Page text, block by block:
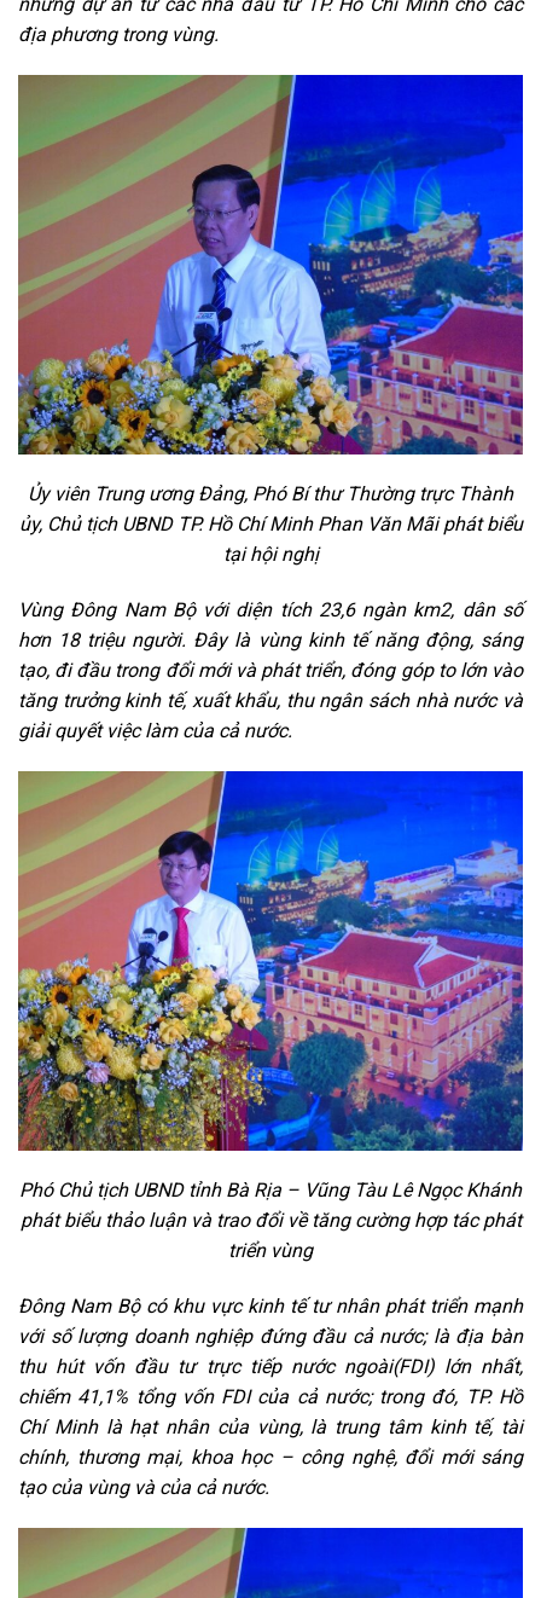
những dự án từ các nhà đầu tư TP. Hồ Chí Minh cho các
địa phương trong vùng.
Ủy viên Trung ương Đảng, Phó Bí thư Thường trực Thành
ủy, Chủ tịch UBND TP. Hồ Chí Minh Phan Văn Mãi phát biểu
tại hội nghị
Vùng Đông Nam Bộ với diện tích 23,6 ngàn km2, dân số
hơn 18 triệu người. Đây là vùng kinh tế năng động, sáng
tạo, đi đầu trong đổi mới và phát triển, đóng góp to lớn vào
tăng trưởng kinh tế, xuất khẩu, thu ngân sách nhà nước và
giải quyết việc làm của cả nước.
Phó Chủ tịch UBND tỉnh Bà Rịa – Vũng Tàu Lê Ngọc Khánh
phát biểu thảo luận và trao đổi về tăng cường hợp tác phát
triển vùng
Đông Nam Bộ có khu vực kinh tế tư nhân phát triển mạnh
với số lượng doanh nghiệp đứng đầu cả nước; là địa bàn
thu hút vốn đầu tư trực tiếp nước ngoài(FDI) lớn nhất,
chiếm 41,1% tổng vốn FDI của cả nước; trong đó, TP. Hồ
Chí Minh là hạt nhân của vùng, là trung tâm kinh tế, tài
chính, thương mại, khoa học – công nghệ, đổi mới sáng
tạo của vùng và của cả nước.